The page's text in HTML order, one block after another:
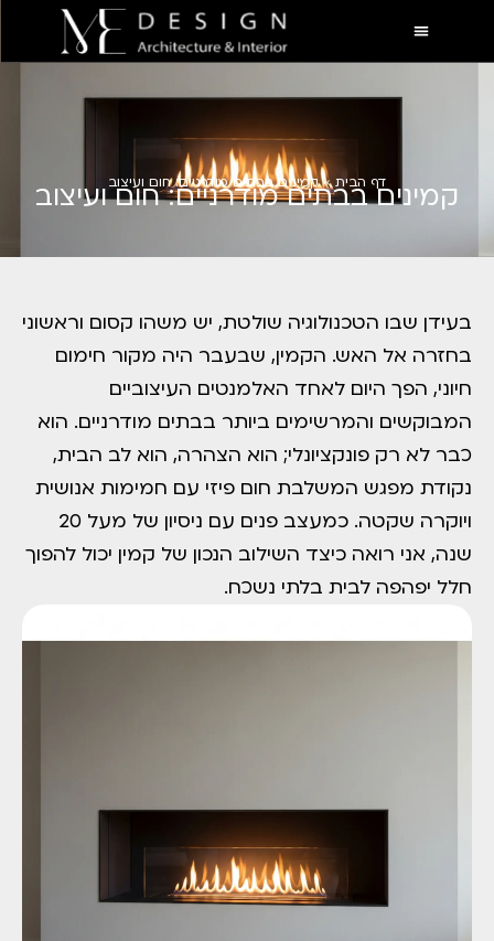
דף הבית»קמינים בבתים מודרניים: חום ועיצוב
קמינים בבתים מודרניים: חום ועיצוב
בעידן שבו הטכנולוגיה שולטת, יש משהו קסום וראשוני
בחזרה אל האש. הקמין, שבעבר היה מקור חימום
חיוני, הפך היום לאחד האלמנטים העיצוביים
המבוקשים והמרשימים ביותר בבתים מודרניים. הוא
כבר לא רק פונקציונלי; הוא הצהרה, הוא לב הבית,
נקודת מפגש המשלבת חום פיזי עם חמימות אנושית
ויוקרה שקטה. כמעצב פנים עם ניסיון של מעל 20
שנה, אני רואה כיצד השילוב הנכון של קמין יכול להפוך
חלל יפהפה לבית בלתי נשכח.